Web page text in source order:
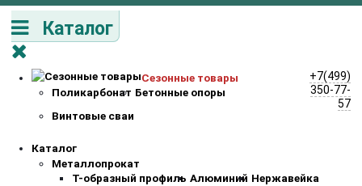
Каталог
Сезонные товары
Поликарбонат Бетонные опоры
Винтовые сваи
Каталог
Металлопрокат
Т-образный профиль Алюминий Нержавейка
+7(499)
350-77-
57